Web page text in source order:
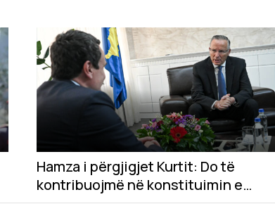
Hamza i përgjigjet Kurtit: Do të
kontribuojmë në konstituimin e
Kuvendit, por mbetemi në opozitë